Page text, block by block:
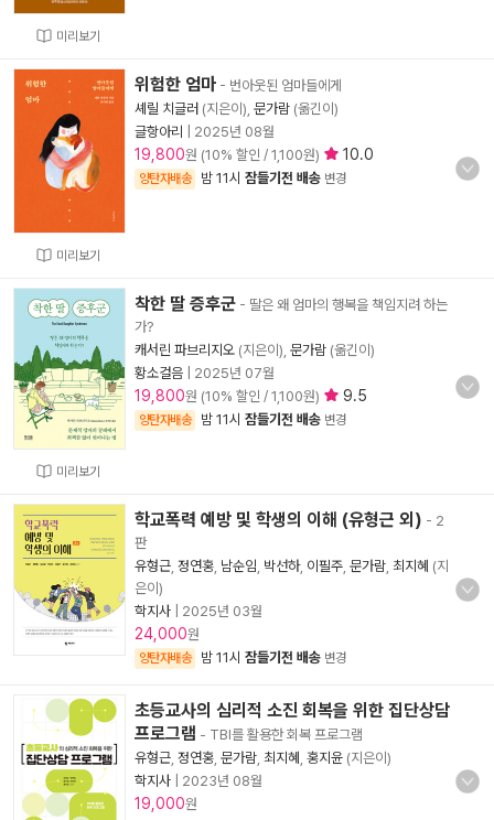
미리보기
미리보기
위험한 엄마 - 번아웃된 엄마들에게
셰릴 치글러 (지은이), 문가람 (옮긴이)
글항아리
2025년 08월
19,800원 (10% 할인 / 1,100원) 10.0
양탄자배송 밤 11시 잠들기전 배송 변경
미리보기
착한 딸 증후군 - 딸은 왜 엄마의 행복을 책임지려 하는
가?
캐서린 파브리지오 (지은이), 문가람 (옮긴이)
황소걸음
2025년 07월
19,800원 (10% 할인 / 1,100원) 9.5
양탄자배송 밤 11시 잠들기전 배송 변경
학교폭력 예방 및 학생의 이해 (유형근 외) - 2
판
유형근 정연홍 남순임 박선하, 이필주 문가람 최지혜 (지
은이)
학지사
2025년 03월
24,000원
양탄자배송 밤 11시 잠들기전 배송 변경
초등교사의 심리적 소진 회복을 위한 집단상담
프로그램 - TBI를 활용한 회복 프로그램
유형근 정연홍 문가람 최지혜 홍지윤 (지은이)
학지사
2023년 08월
19,000원